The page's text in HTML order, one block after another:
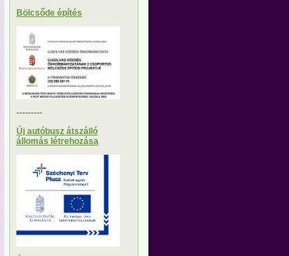
Bölcsőde építés
---------
Új autóbusz átszálló
állomás létrehozása